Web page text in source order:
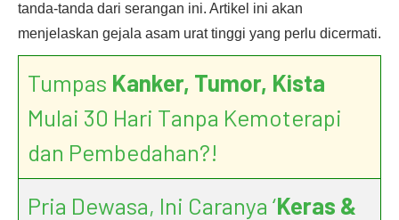
tanda-tanda dari serangan ini. Artikel ini akan
menjelaskan gejala asam urat tinggi yang perlu dicermati.
Tumpas Kanker, Tumor, Kista
Mulai 30 Hari Tanpa Kemoterapi
dan Pembedahan?!
Pria Dewasa, Ini Caranya ‘Keras &